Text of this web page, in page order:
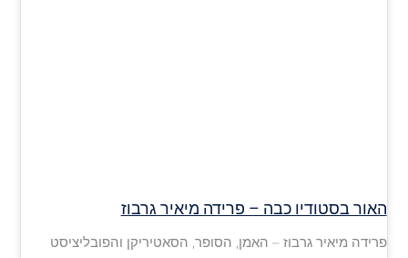
האור בסטודיו כבה – פרידה מיאיר גרבוז
פרידה מיאיר גרבוז – האמן, הסופר, הסאטיריקן והפובליציסט